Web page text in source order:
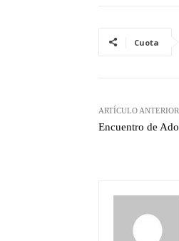
Cuota
ARTÍCULO ANTERIOR
Encuentro de